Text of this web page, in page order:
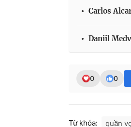
Carlos
Daniil
0 0
Từ khóa: quần